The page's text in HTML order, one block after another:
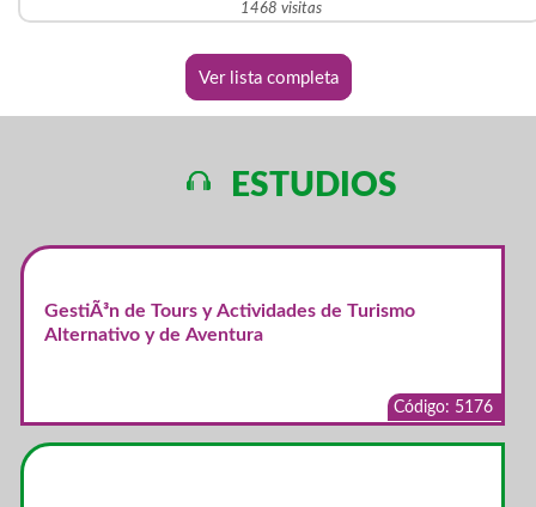
1468 visitas
Ver lista completa
ESTUDIOS
GestiÃ³n de Tours y Actividades de Turismo
Alternativo y de Aventura
Código: 5176